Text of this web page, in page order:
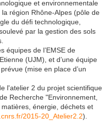
et environnementale
région Rhône-Alpes (pôle de
du défi technologique,
par la gestion des sols
équipes de l’EMSE de
(UJM), et d’une équipe
(mise en place d’un
l'atelier 2 du projet scientifique
Recherche "Environnement,
énergie, déchets et
2015-20_Atelier2.2).